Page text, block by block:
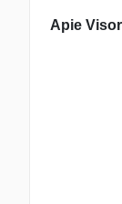
Apie